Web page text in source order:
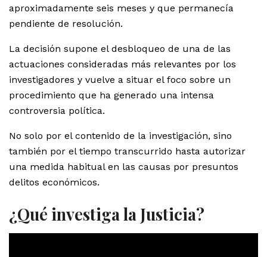
aproximadamente seis meses y que permanecía
pendiente de resolución.
La decisión supone el desbloqueo de una de las
actuaciones consideradas más relevantes por los
investigadores y vuelve a situar el foco sobre un
procedimiento que ha generado una intensa
controversia política.
No solo por el contenido de la investigación, sino
también por el tiempo transcurrido hasta autorizar
una medida habitual en las causas por presuntos
delitos económicos.
¿Qué investiga la Justicia?